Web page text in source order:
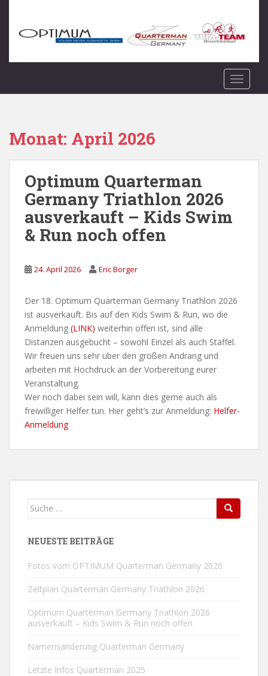
Monat: April 2026
Optimum Quarterman
Germany Triathlon 2026
ausverkauft – Kids Swim
& Run noch offen
24. April 2026 Eric Borger
Der 18. Optimum Quarterman Germany Triathlon 2026
ist ausverkauft. Bis auf den Kids Swim & Run, wo die
Anmeldung (LINK) weiterhin offen ist, sind alle
Distanzen ausgebucht – sowohl Einzel als auch Staffel.
Wir freuen uns sehr über den großen Andrang und
arbeiten mit Hochdruck an der Vorbereitung eurer
Veranstaltung.
Wer noch dabei sein will, kann dies gerne auch als
freiwilliger Helfer tun. Hier geht’s zur Anmeldung: Helfer-
Anmeldung
Suche
Search
NEUESTE BEITRÄGE
Fotos vom OPTIMUM Quarterman Germany 2026
Zeitplan Quarterman Germany Triathlon 2026
Optimum Quarterman Germany Triathlon 2026
ausverkauft – Kids Swim & Run noch offen
Namensänderung Quarterman Germany
Letzte Infos Quarterman 2025